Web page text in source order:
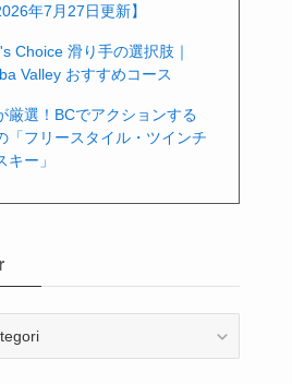
年7月27日更新】
Choice 滑り手の選択肢｜
Valley おすすめコース
厳選！BCでアクションする
「フリースタイル・ツインチ
キー」